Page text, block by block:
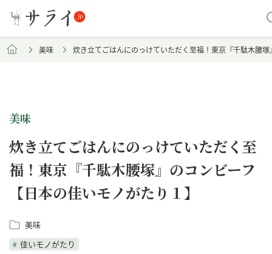
美味 炊き立てごはんにのっけていただく至福！東京『千駄木腰
美味
炊き立てごはんにのっけていただく至
福！東京『千駄木腰塚』のコンビーフ
【日本の佳いモノがたり１】
美味
佳いモノがたり